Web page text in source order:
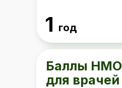
Баллы НМО
для врачей
1 год